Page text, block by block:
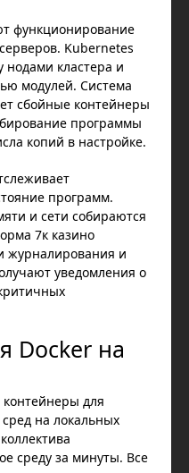
функционирование
Kubernetes
нодами кластера и
модулей. Система
сбойные контейнеры
программы
копий в настройке.
программ.
и сети собираются
7к казино
журналирования и
уведомления о
Docker на
контейнеры для
на локальных
среду за минуты. Все